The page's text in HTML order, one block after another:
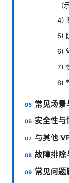
（
4)
5)
6)
7)
8)
常见场景
安全性与
与其他
故障排除
常见问题